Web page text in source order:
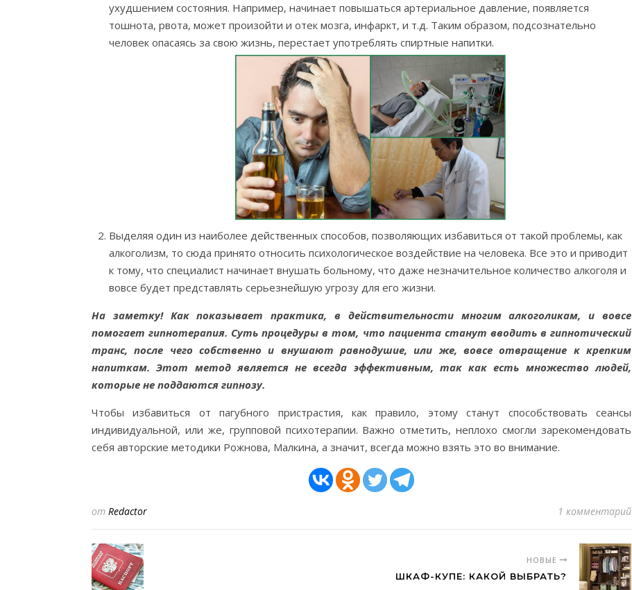
ухудшением состояния. Например, начинает повышаться артериальное давление, появляется
тошнота, рвота, может произойти и отек мозга, инфаркт, и т.д. Таким образом, подсознательно
человек опасаясь за свою жизнь, перестает употреблять спиртные напитки.
Выделяя один из наиболее действенных способов, позволяющих избавиться от такой проблемы, как
алкоголизм, то сюда принято относить психологическое воздействие на человека. Все это и приводит
к тому, что специалист начинает внушать больному, что даже незначительное количество алкоголя и
вовсе будет представлять серьезнейшую угрозу для его жизни.
На заметку! Как показывает практика, в действительности многим алкоголикам, и вовсе
помогает гипнотерапия. Суть процедуры в том, что пациента станут вводить в гипнотический
транс, после чего собственно и внушают равнодушие, или же, вовсе отвращение к крепким
напиткам. Этот метод является не всегда эффективным, так как есть множество людей,
которые не поддаются гипнозу.
Чтобы избавиться от пагубного пристрастия, как правило, этому станут способствовать сеансы
индивидуальной, или же, групповой психотерапии. Важно отметить, неплохо смогли зарекомендовать
себя авторские методики Рожнова, Малкина, а значит, всегда можно взять это во внимание.
от Redactor 1 комментарий
НОВЫЕ
ШКАФ-КУПЕ: КАКОЙ ВЫБРАТЬ?